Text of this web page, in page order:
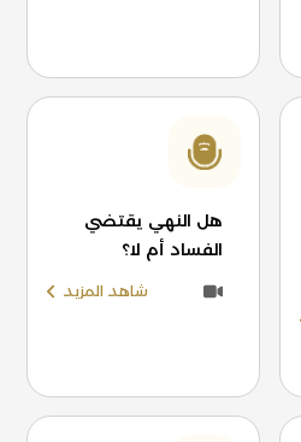
هل النهي يقتضي
الفساد أم لا؟
شاهد المزيد